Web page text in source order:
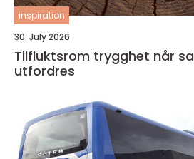
inspiration
30. July 2026
Tilfluktsrom trygghet når samfunnet
utfordres